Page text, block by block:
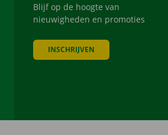
Blijf op de hoogte van
nieuwigheden en promoties
INSCHRIJVEN